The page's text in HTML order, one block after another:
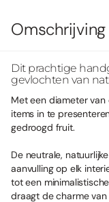
Omschrijving
Dit prachtige
gevlochten van
Met een diameter
items in te
gedroogd fruit.
De neutrale,
aanvulling op elk
tot een
draagt de charme